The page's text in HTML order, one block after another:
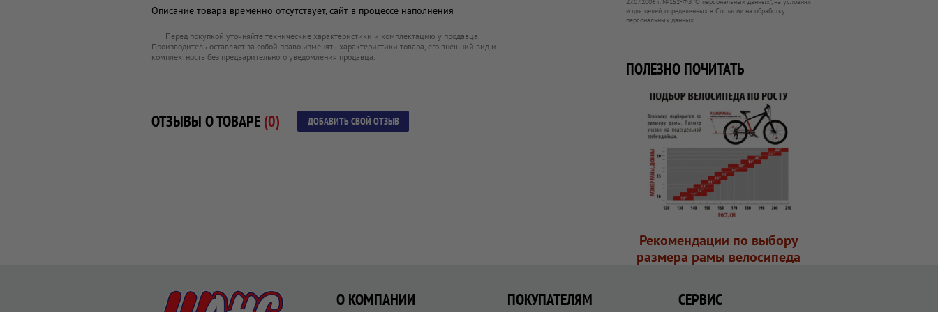
Описание товара временно отсутствует, сайт в процессе наполнения
Перед покупкой уточняйте технические характеристики и комплектацию у продавца.
Производитель оставляет за собой право изменять характеристики товара, его внешний вид и
комплектность без предварительного уведомления продавца.
ОТЗЫВЫ О ТОВАРЕ (0) ДОБАВИТЬ СВОЙ ОТЗЫВ
и для целей, определенных в Согласии на обработку
персональных данных.
ПОЛЕЗНО ПОЧИТАТЬ
Рекомендации по выбору
размера рамы велосипеда
О КОМПАНИИ ПОКУПАТЕЛЯМ СЕРВИС